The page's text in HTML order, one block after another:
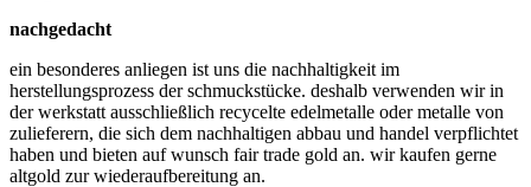
nachgedacht
ein besonderes anliegen ist uns die nachhaltigkeit im
herstellungsprozess der schmuckstücke. deshalb verwenden wir in
der werkstatt ausschließlich recycelte edelmetalle oder metalle von
zulieferern, die sich dem nachhaltigen abbau und handel verpflichtet
haben und bieten auf wunsch fair trade gold an. wir kaufen gerne
altgold zur wiederaufbereitung an.